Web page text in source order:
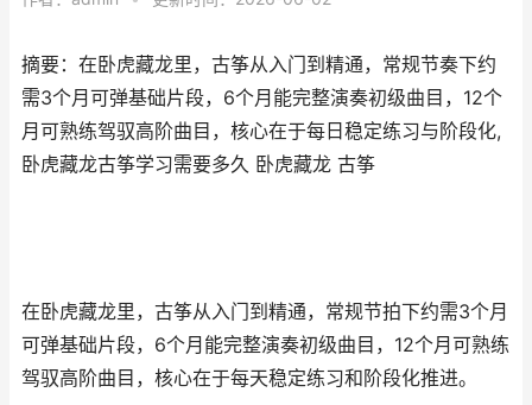
摘要：在卧虎藏龙里，古筝从入门到精通，常规节奏下约
需3个月可弹基础片段，6个月能完整演奏初级曲目，12个
月可熟练驾驭高阶曲目，核心在于每日稳定练习与阶段化,
卧虎藏龙古筝学习需要多久 卧虎藏龙 古筝
在卧虎藏龙里，古筝从入门到精通，常规节拍下约需3个月
可弹基础片段，6个月能完整演奏初级曲目，12个月可熟练
驾驭高阶曲目，核心在于每天稳定练习和阶段化推进。